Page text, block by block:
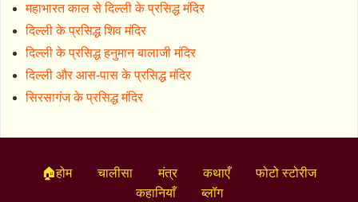
महाभारत काल से दिल्ली के प्रसिद्ध मंदिर
दिल्ली के प्रसिद्ध शिव मंदिर
दिल्ली के प्रसिद्ध हनुमान बालाजी मंदिर
दिल्ली और आस-पास के प्रसिद्ध मंदिर
सिरसागंज के प्रसिद्ध मंदिर
🏠होम चालीसा मंत्र कथाएँ
फोटो स्टोरीज
कहानियाँ
ब्लॉग